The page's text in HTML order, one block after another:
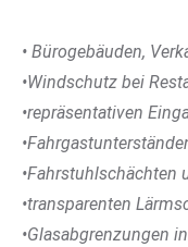
• Bürogebäuden,
•Windschutz bei
•repräsentativen
•Fahrstuhlschächten
•transparenten
•Glasabgrenzungen